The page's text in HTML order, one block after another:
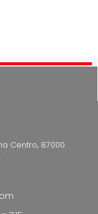
Centro, 87000